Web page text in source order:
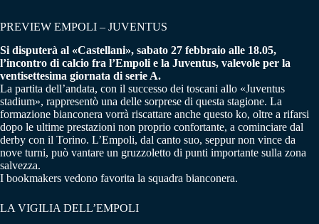
PREVIEW EMPOLI – JUVENTUS
Si disputerà al «Castellani», sabato 27 febbraio alle 18.05,
l’incontro di calcio fra l’Empoli e la Juventus, valevole per la
ventisettesima giornata di serie A.
La partita dell’andata, con il successo dei toscani allo «Juventus
stadium», rappresentò una delle sorprese di questa stagione. La
formazione bianconera vorrà riscattare anche questo ko, oltre a rifarsi
dopo le ultime prestazioni non proprio confortante, a cominciare dal
derby con il Torino. L’Empoli, dal canto suo, seppur non vince da
nove turni, può vantare un gruzzoletto di punti importante sulla zona
salvezza.
I bookmakers vedono favorita la squadra bianconera.
LA VIGILIA DELL’EMPOLI